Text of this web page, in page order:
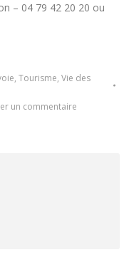
– 04 79 42 20 20 ou
, Tourisme, Vie des
un commentaire